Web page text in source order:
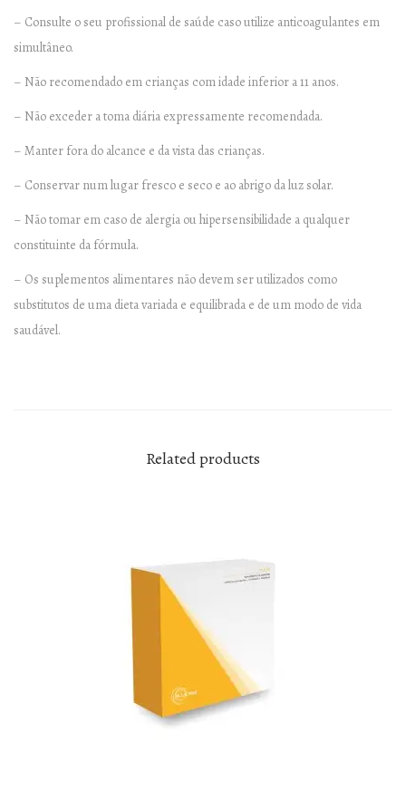
– Consulte o seu profissional de saúde caso utilize anticoagulantes em
simultâneo.
– Não recomendado em crianças com idade inferior a 11 anos.
– Não exceder a toma diária expressamente recomendada.
– Manter fora do alcance e da vista das crianças.
– Conservar num lugar fresco e seco e ao abrigo da luz solar.
– Não tomar em caso de alergia ou hipersensibilidade a qualquer
constituinte da fórmula.
– Os suplementos alimentares não devem ser utilizados como
substitutos de uma dieta variada e equilibrada e de um modo de vida
saudável.
Related products